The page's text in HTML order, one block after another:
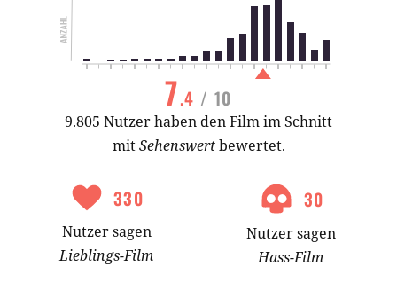
7.4 / 10
9.805 Nutzer haben den Film im Schnitt
mitSehenswertbewertet.
330
Nutzersagen
Lieblings-Film
30
Nutzersagen
Hass-Film